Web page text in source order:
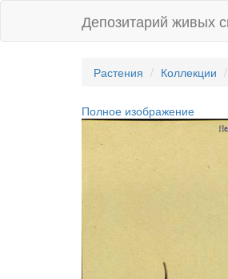
Депозитарий живых
Растения Коллекции
Полное изображение